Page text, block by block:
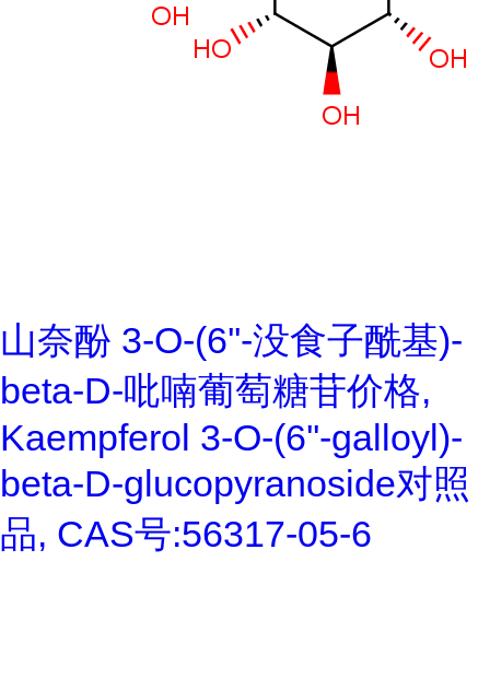
山奈酚 3-O-(6''-没食子酰基)-
beta-D-吡喃葡萄糖苷价格,
Kaempferol 3-O-(6''-galloyl)-
beta-D-glucopyranoside对照
品, CAS号:56317-05-6